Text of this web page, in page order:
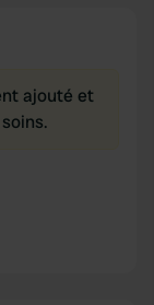
ajouté et